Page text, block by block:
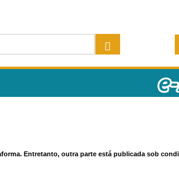
Entretanto, outra parte está publicada sob